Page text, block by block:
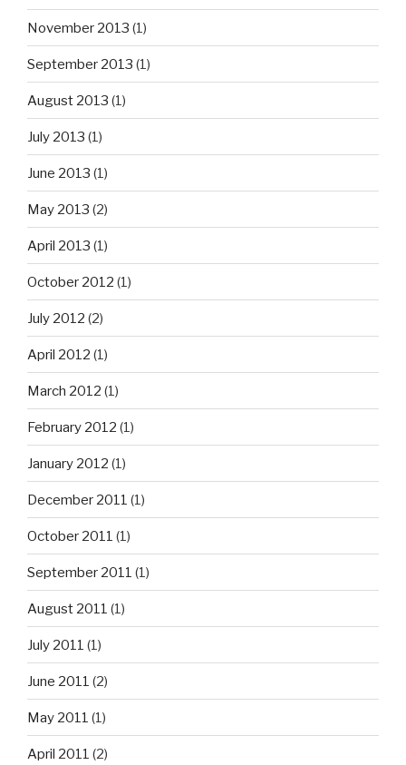
November 2013 (1)
September 2013 (1)
August 2013 (1)
July 2013 (1)
June 2013 (1)
May 2013 (2)
April 2013 (1)
October 2012 (1)
July 2012 (2)
April 2012 (1)
March 2012 (1)
February 2012 (1)
January 2012 (1)
December 2011 (1)
October 2011 (1)
September 2011 (1)
August 2011 (1)
July 2011 (1)
June 2011 (2)
May 2011 (1)
April 2011 (2)